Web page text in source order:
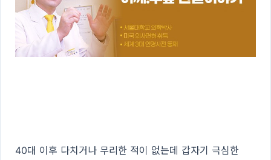
40대 이후 다치거나 무리한 적이 없는데 갑자기 극심한